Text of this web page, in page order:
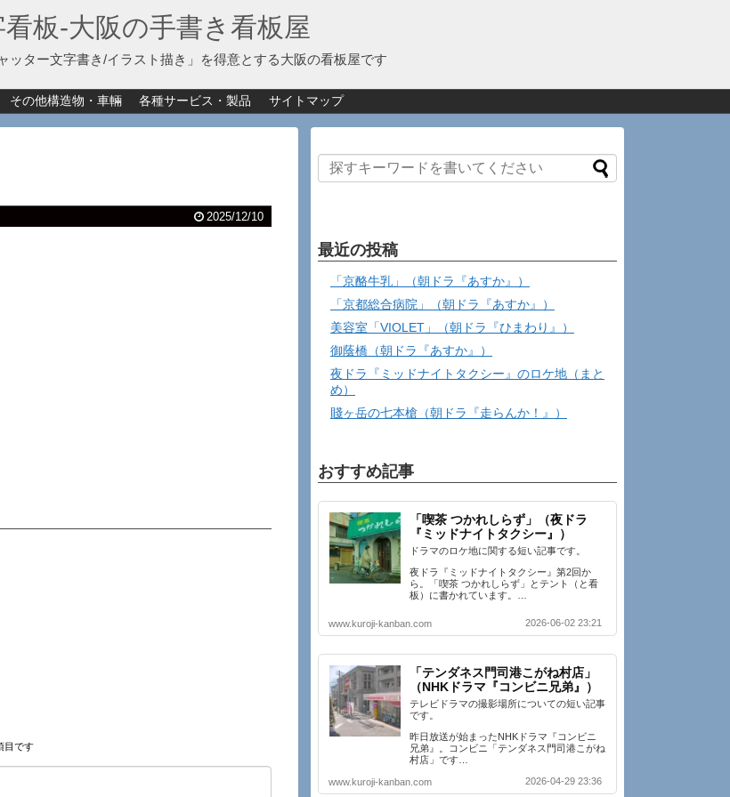
板‐大阪の手書き看板屋
ッター文字書き/イラスト描き」を得意とする大阪の看板屋です
その他構造物・車輛 各種サービス・製品 サイトマップ
2025/12/10
目です
最近の投稿
「京酪牛乳」（朝ドラ『あすか』）
「京都総合病院」（朝ドラ『あすか』）
美容室「VIOLET」（朝ドラ『ひまわり』）
御蔭橋（朝ドラ『あすか』）
夜ドラ『ミッドナイトタクシー』のロケ地（まと
め）
賤ヶ岳の七本槍（朝ドラ『走らんか！』）
おすすめ記事
「喫茶 つかれしらず」（夜ドラ
『ミッドナイトタクシー』）
ドラマのロケ地に関する短い記事です。
夜ドラ『ミッドナイトタクシー』第2回か
ら。「喫茶 つかれしらず」とテント（と看
板）に書かれています。…
www.kuroji-kanban.com 2026-06-02 23:21
「テンダネス門司港こがね村店」
（NHKドラマ『コンビニ兄弟』）
テレビドラマの撮影場所についての短い記事
です。
昨日放送が始まったNHKドラマ『コンビニ
兄弟』。コンビニ「テンダネス門司港こがね
村店」です…
www.kuroji-kanban.com 2026-04-29 23:36